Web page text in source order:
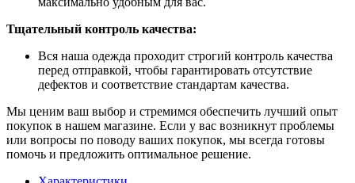
Тщательный контроль качества:
Вся наша одежда проходит строгий контроль качества
перед отправкой, чтобы гарантировать отсутствие
дефектов и соответствие стандартам качества.
Мы ценим ваш выбор и стремимся обеспечить лучший опыт
покупок в нашем магазине. Если у вас возникнут проблемы
или вопросы по поводу ваших покупок, мы всегда готовы
помочь и предложить оптимальное решение.